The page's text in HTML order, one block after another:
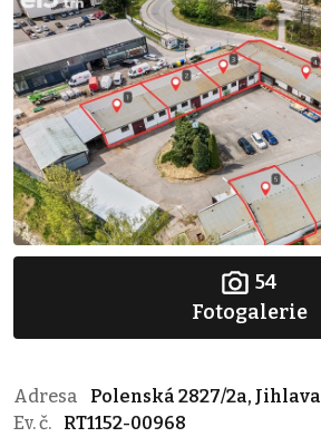
54
Fotogalerie
Adresa
Polenská 2827/2a, Jihlava
Ev. č.
RT1152-00968